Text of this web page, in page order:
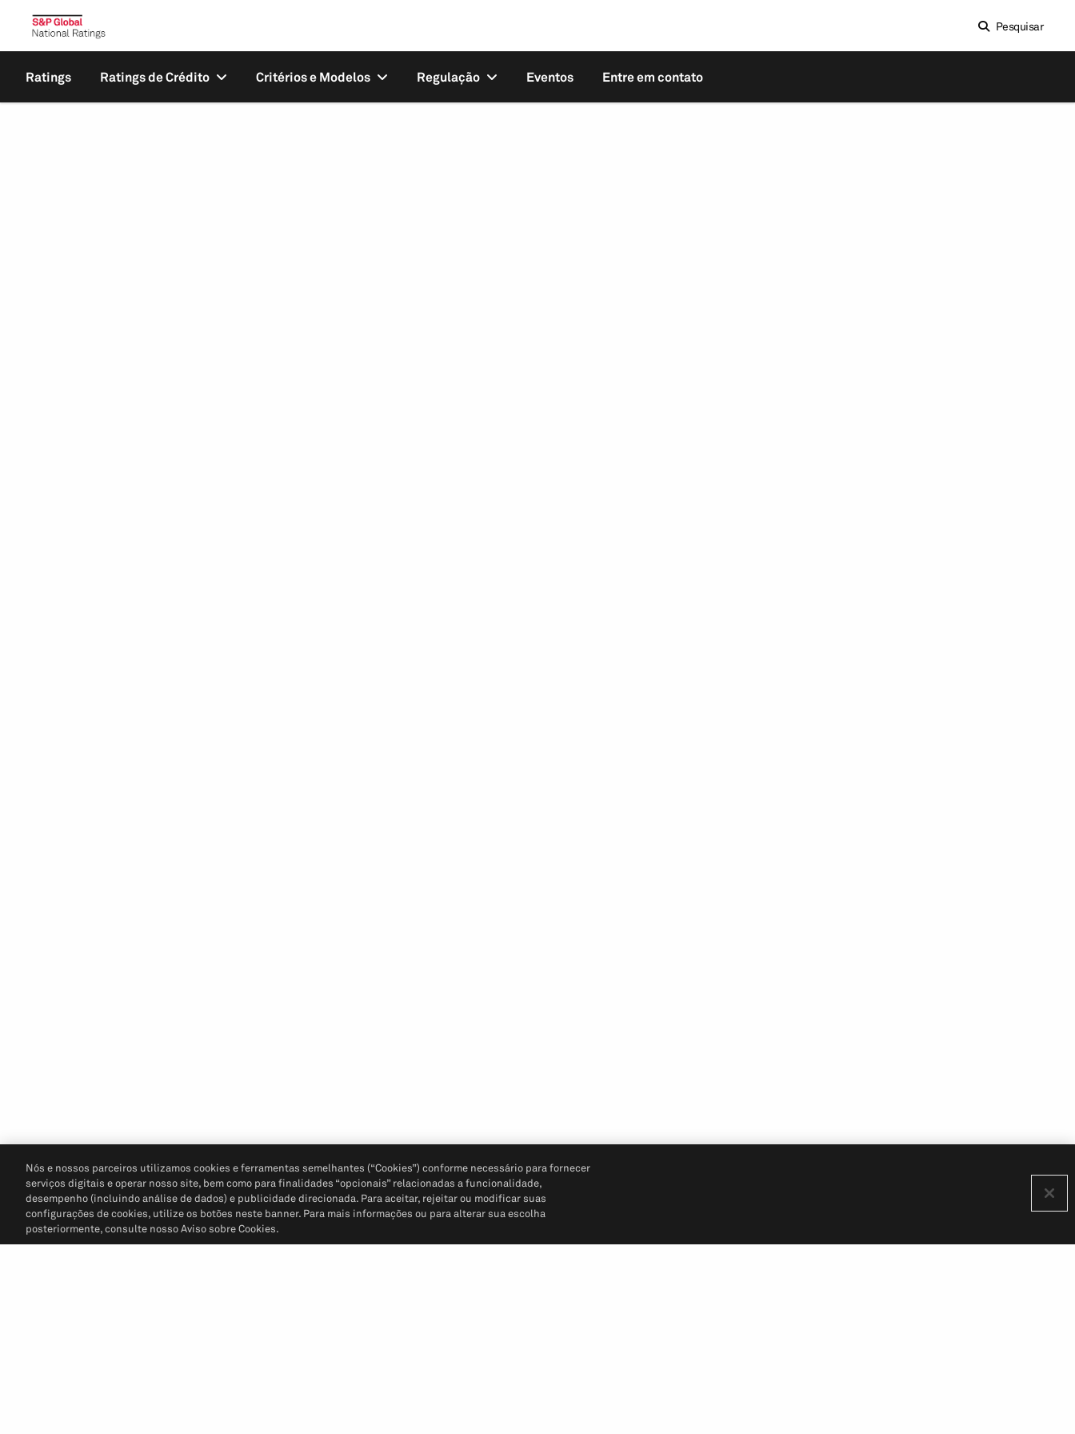
Pesquisar
Ratings Ratings de Crédito Critérios e Modelos Regulação Eventos Entre em contato
Nós e nossos parceiros utilizamos cookies e ferramentas semelhantes (“Cookies”) conforme necessário para fornecer
serviços digitais e operar nosso site, bem como para finalidades “opcionais” relacionadas a funcionalidade,
desempenho (incluindo análise de dados) e publicidade direcionada. Para aceitar, rejeitar ou modificar suas
configurações de cookies, utilize os botões neste banner. Para mais informações ou para alterar sua escolha
posteriormente, consulte nosso Aviso sobre Cookies.